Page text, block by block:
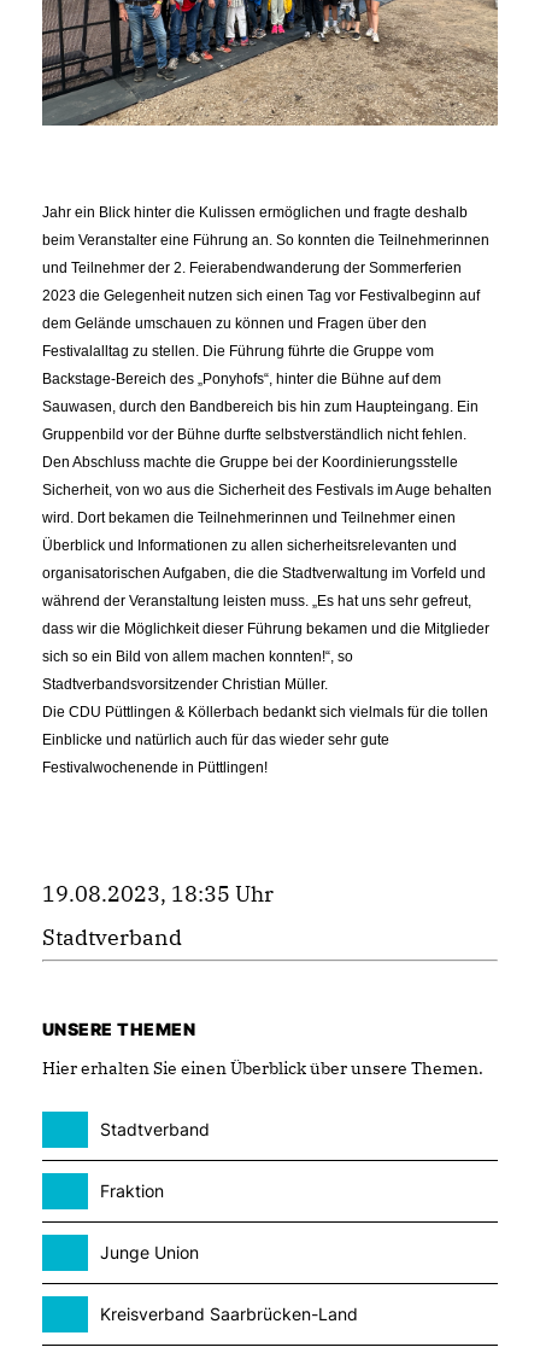
Jahr ein Blick hinter die Kulissen ermöglichen und fragte deshalb
beim Veranstalter eine Führung an. So konnten die Teilnehmerinnen
und Teilnehmer der 2. Feierabendwanderung der Sommerferien
2023 die Gelegenheit nutzen sich einen Tag vor Festivalbeginn auf
dem Gelände umschauen zu können und Fragen über den
Festivalalltag zu stellen. Die Führung führte die Gruppe vom
Backstage-Bereich des „Ponyhofs“, hinter die Bühne auf dem
Sauwasen, durch den Bandbereich bis hin zum Haupteingang. Ein
Gruppenbild vor der Bühne durfte selbstverständlich nicht fehlen.
Den Abschluss machte die Gruppe bei der Koordinierungsstelle
Sicherheit, von wo aus die Sicherheit des Festivals im Auge behalten
wird. Dort bekamen die Teilnehmerinnen und Teilnehmer einen
Überblick und Informationen zu allen sicherheitsrelevanten und
organisatorischen Aufgaben, die die Stadtverwaltung im Vorfeld und
während der Veranstaltung leisten muss. „Es hat uns sehr gefreut,
dass wir die Möglichkeit dieser Führung bekamen und die Mitglieder
sich so ein Bild von allem machen konnten!“, so
Stadtverbandsvorsitzender Christian Müller.
Die CDU Püttlingen & Köllerbach bedankt sich vielmals für die tollen
Einblicke und natürlich auch für das wieder sehr gute
Festivalwochenende in Püttlingen!
19.08.2023, 18:35 Uhr
Stadtverband
UNSERE THEMEN
Hier erhalten Sie einen Überblick über unsere Themen.
Stadtverband
Fraktion
Junge Union
Kreisverband Saarbrücken-Land